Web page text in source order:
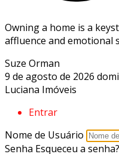
Owning a home is a
affluence and emotional
Suze Orman
9 de agosto de 2026
Luciana Imóveis
Entrar
Nome de Usuário
Senha Esqueceu a senha?